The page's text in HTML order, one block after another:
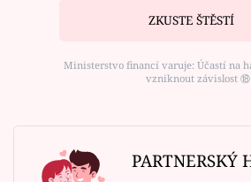
ZKUSTE ŠTĚSTÍ
Ministerstvo financí varuje: Účastí na
vzniknout závislost ⑱
PARTNERSKÝ